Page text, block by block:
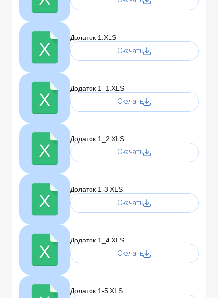
Долаток 1.XLS
Скачать
Додаток 1_1.XLS
Скачать
Додаток 1_2.XLS
Скачать
Долаток 1-3.XLS
Скачать
Додаток 1_4.XLS
Скачать
Долаток 1-5.XLS